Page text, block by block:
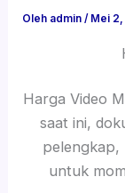
Oleh admin/ Mei
Harga Video
saat ini,
pelengkap,
untuk